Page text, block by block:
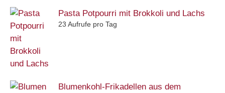
Pasta Potpourri mit Brokkoli und Lachs
23 Aufrufe pro Tag
Blumenkohl-Frikadellen aus dem